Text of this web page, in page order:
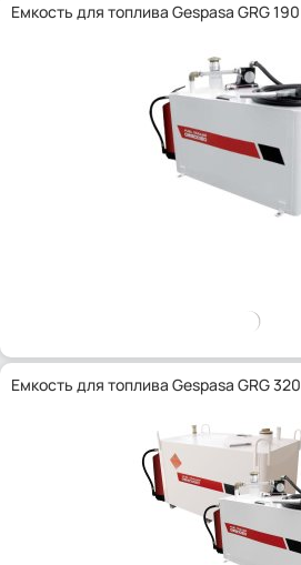
Емкость для топлива Gespasa GRG 190
Емкость для топлива Gespasa GRG 320